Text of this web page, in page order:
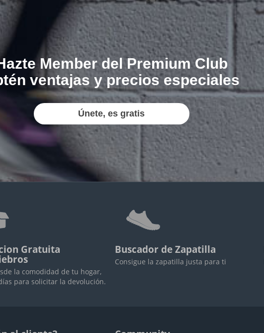
Member del Premium Club
ventajas y precios especiales
Únete, es gratis
Gratuita
la comodidad de tu hogar,
para solicitar la devolución.
Buscador de Zapatilla
Consigue la zapatilla justa para ti